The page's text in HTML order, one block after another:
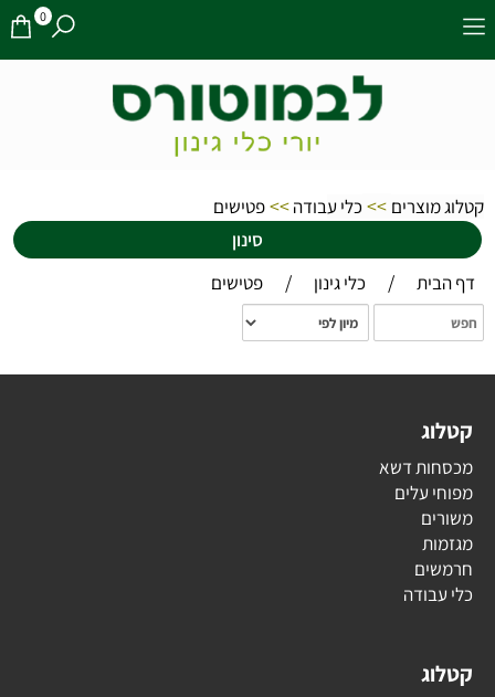
0
קטלוג מוצרים >> כלי עבודה>>פטישים
סינון
דף הבית
/ כלי גינון / פטישים
קטלוג
מכסחות דשא
מפוחי עלים
משורים
מגזמות
חרמשים
כלי עבודה
קטלוג